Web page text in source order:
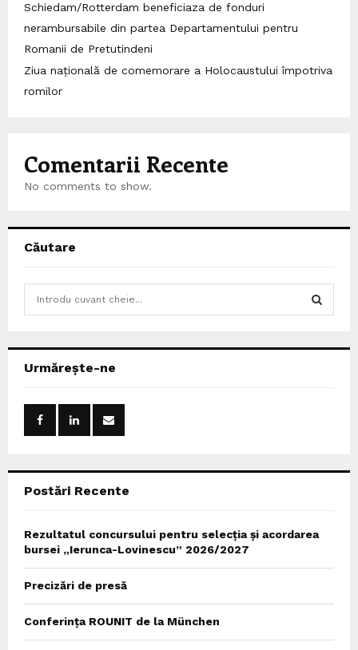
Schiedam/Rotterdam beneficiaza de fonduri
nerambursabile din partea Departamentului pentru
Romanii de Pretutindeni
Ziua națională de comemorare a Holocaustului împotriva
romilor
Comentarii Recente
No comments to show.
Căutare
h
Urmărește-ne
Postări Recente
Rezultatul concursului pentru selecția și acordarea
bursei „Ierunca-Lovinescu” 2026/2027
Precizări de presă
Conferința ROUNIT de la München